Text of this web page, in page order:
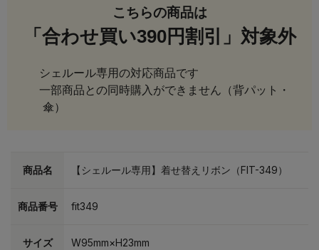
こちらの商品は
「合わせ買い390円割引」対象外
シェルール専用の対応商品です
一部商品との同時購入ができません（背パット・
傘）
商品名 【シェルール専用】着せ替えリボン（FIT-349）
商品番号 fit349
サイズ W95mm×H23mm